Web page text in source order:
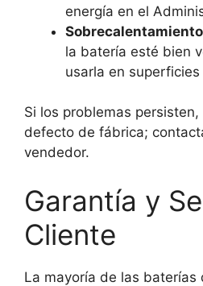
energía en el
la batería esté bien
usarla en
Si los problemas
defecto de fábrica;
vendedor.
Garantía y
Cliente
La mayoría de las baterías